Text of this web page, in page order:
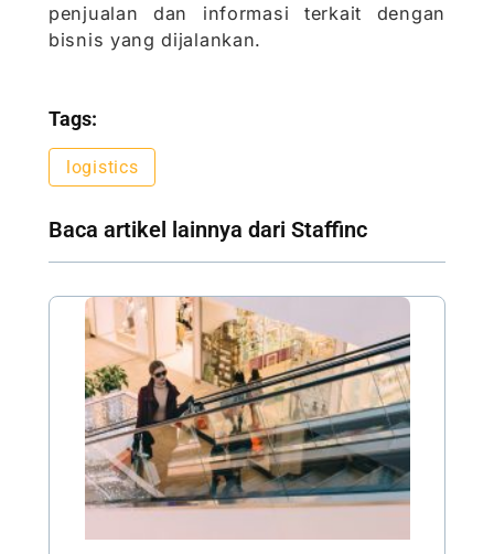
penjualan dan informasi terkait dengan
bisnis yang dijalankan.
Tags:
logistics
Baca artikel lainnya dari Staffinc